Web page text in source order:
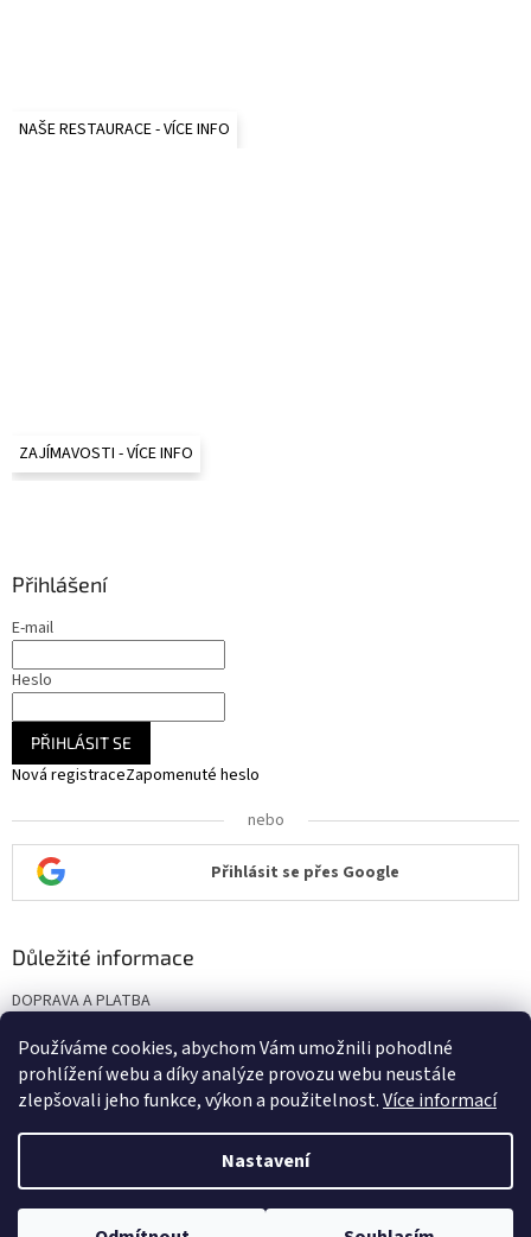
Používáme cookies, abychom Vám umožnili pohodlné
prohlížení webu a díky analýze provozu webu neustále
zlepšovali jeho funkce, výkon a použitelnost.Více informací
Nastavení
NAŠE RESTAURACE - VÍCE INFO
ZAJÍMAVOSTI - VÍCE INFO
Přihlášení
E-mail
Heslo
PŘIHLÁSIT SE
Nová registraceZapomenuté heslo
nebo
Přihlásit se přes Google
Důležité informace
DOPRAVA A PLATBA
Obchodní podmínky
Podmínky ochrany osobních údajů
Vytvořil Shoptet